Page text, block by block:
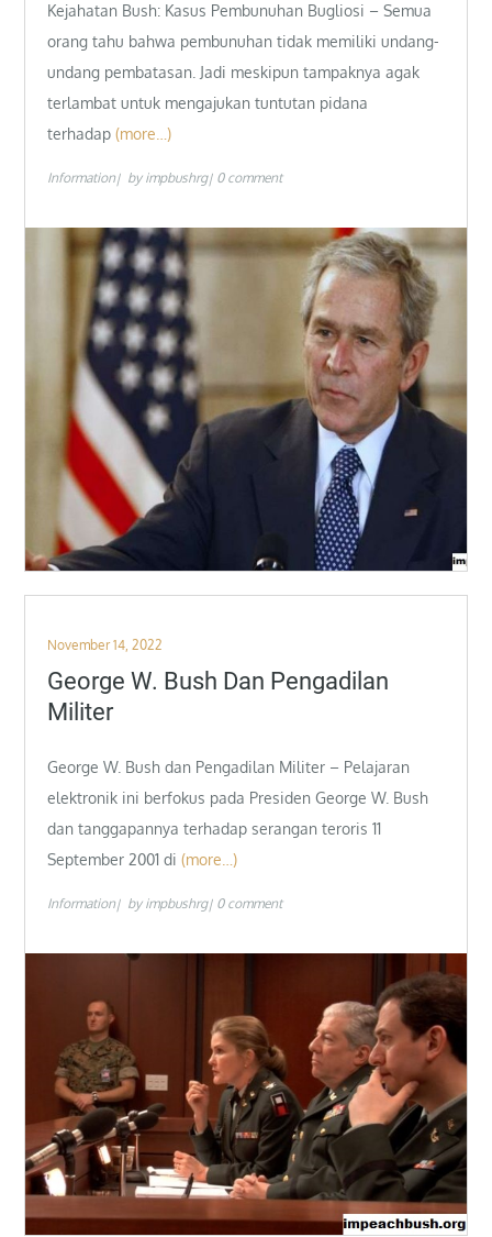
Kejahatan Bush: Kasus Pembunuhan Bugliosi – Semua
orang tahu bahwa pembunuhan tidak memiliki undang-
undang pembatasan. Jadi meskipun tampaknya agak
terlambat untuk mengajukan tuntutan pidana
terhadap (more…)
Information by impbushrg 0 comment
Posted
on
November 14, 2022
George W. Bush Dan Pengadilan
Militer
George W. Bush dan Pengadilan Militer – Pelajaran
elektronik ini berfokus pada Presiden George W. Bush
dan tanggapannya terhadap serangan teroris 11
September 2001 di (more…)
Information by impbushrg 0 comment